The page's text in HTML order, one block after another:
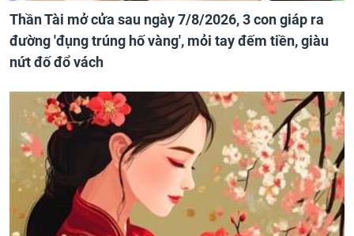
Thần Tài mở cửa sau ngày 7/8/2026, 3 con giáp ra
đường 'đụng trúng hố vàng', mỏi tay đếm tiền, giàu
nứt đố đổ vách